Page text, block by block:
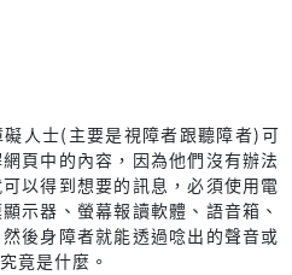
人士(主要是視障者跟聽障者)可
頁中的內容，因為他們沒有辦法
以得到想要的訊息，必須使用電
示器、螢幕報讀軟體、語音箱、
後身障者就能透過唸出的聲音或
竟是什麼。